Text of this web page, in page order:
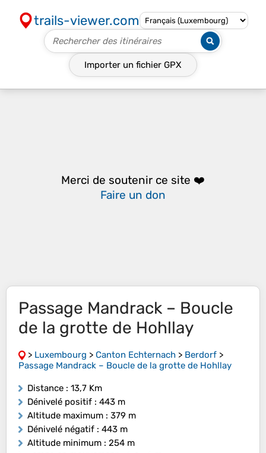
trails-viewer.com
Importer un fichier GPX
Merci de soutenir ce site ❤️
Faire un don
Passage Mandrack – Boucle
de la grotte de Hohllay
> Luxembourg > Canton Echternach > Berdorf >
Passage Mandrack – Boucle de la grotte de Hohllay
Distance : 13,7 Km
Dénivelé positif : 443 m
Altitude maximum : 379 m
Dénivelé négatif : 443 m
Altitude minimum : 254 m